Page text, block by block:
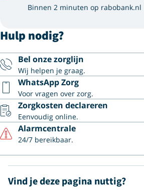
Binnen 2 minuten op rabobank.nl
Hulp nodig?
Bel onze zorglijn
Wij helpen je graag.
WhatsApp Zorg
Voor vragen over zorg.
Zorgkosten declareren
Eenvoudig online.
Alarmcentrale
24/7 bereikbaar.
Vind je deze pagina nuttig?